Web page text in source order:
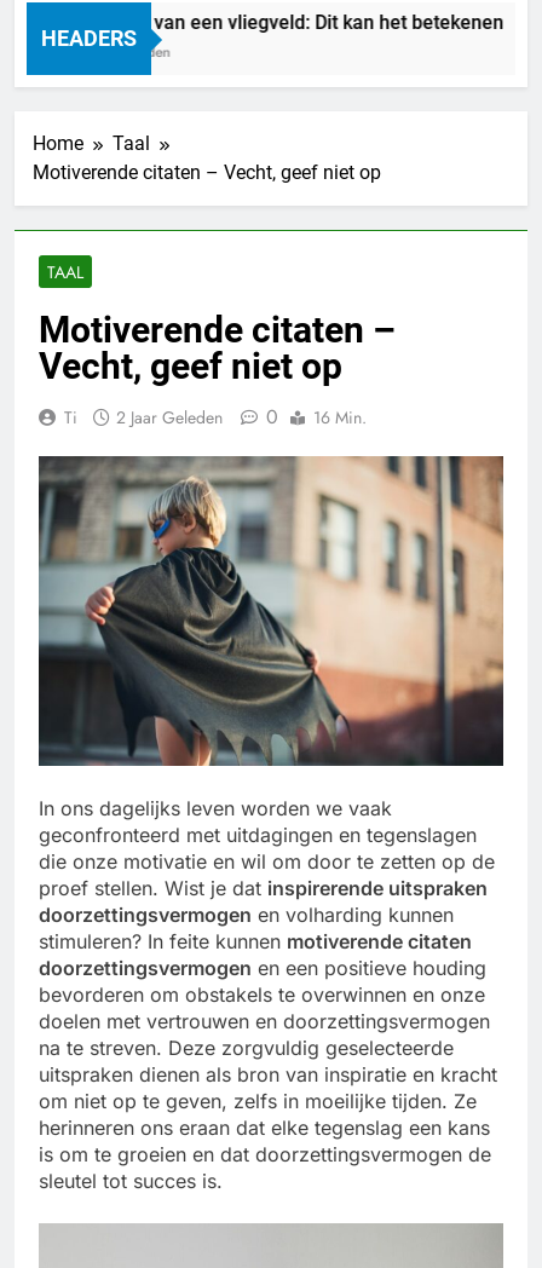
HEADERS
Droom je van een vliegveld: Dit kan het betekenen
11 Uur Geleden
Home
Taal
Motiverende citaten – Vecht, geef niet op
TAAL
Motiverende citaten –
Vecht, geef niet op
Ti 2 Jaar Geleden 0 16 Min.
In ons dagelijks leven worden we vaak
geconfronteerd met uitdagingen en tegenslagen
die onze motivatie en wil om door te zetten op de
proef stellen. Wist je dat inspirerende uitspraken
doorzettingsvermogen en volharding kunnen
stimuleren? In feite kunnen motiverende citaten
doorzettingsvermogen en een positieve houding
bevorderen om obstakels te overwinnen en onze
doelen met vertrouwen en doorzettingsvermogen
na te streven. Deze zorgvuldig geselecteerde
uitspraken dienen als bron van inspiratie en kracht
om niet op te geven, zelfs in moeilijke tijden. Ze
herinneren ons eraan dat elke tegenslag een kans
is om te groeien en dat doorzettingsvermogen de
sleutel tot succes is.